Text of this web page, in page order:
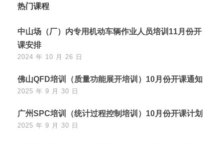
热门课程
中山场（厂）内专用机动车辆作业人员培训11月份开
课安排
2024 年 10 月 26 日
佛山QFD培训（质量功能展开培训）10月份开课通知
2025 年 9 月 30 日
广州SPC培训（统计过程控制培训）10月份开课计划
2025 年 9 月 30 日